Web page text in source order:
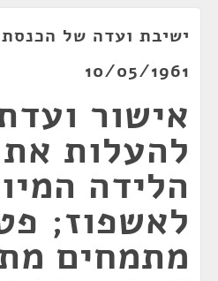
10/05/1961
אישור
להעלות
הלידה
לאשפוז;
מתמחים